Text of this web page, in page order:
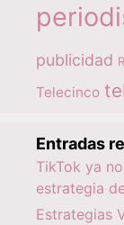
publicidad
Telecinco
Entradas
TikTok ya
estrategia
Estrategias